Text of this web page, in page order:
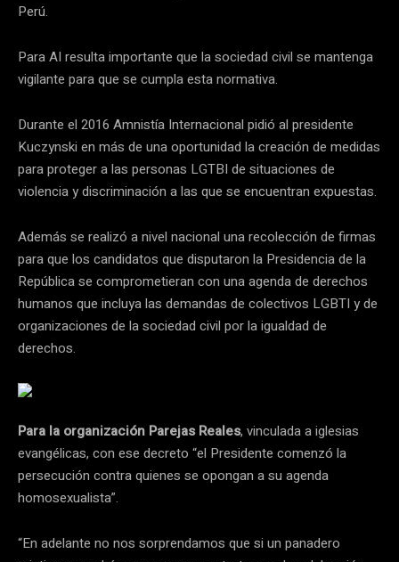
Perú.
Para AI resulta importante que la sociedad civil se mantenga
vigilante para que se cumpla esta normativa.
Durante el 2016 Amnistía Internacional pidió al presidente
Kuczynski en más de una oportunidad la creación de medidas
para proteger a las personas LGTBI de situaciones de
violencia y discriminación a las que se encuentran expuestas.
Además se realizó a nivel nacional una recolección de firmas
para que los candidatos que disputaron la Presidencia de la
República se comprometieran con una agenda de derechos
humanos que incluya las demandas de colectivos LGBTI y de
organizaciones de la sociedad civil por la igualdad de
derechos.
Para la organización Parejas Reales, vinculada a iglesias
evangélicas, con ese decreto “el Presidente comenzó la
persecución contra quienes se opongan a su agenda
homosexualista”.
“En adelante no nos sorprendamos que si un panadero